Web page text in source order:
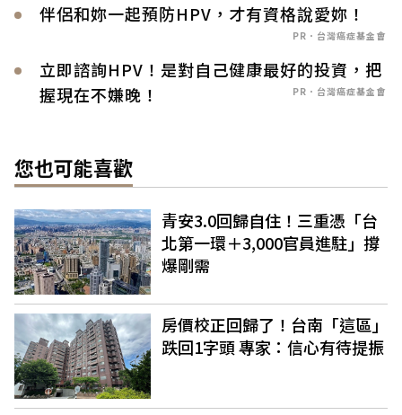
伴侶和妳一起預防HPV，才有資格說愛妳！
PR．台灣癌症基金會
立即諮詢HPV！是對自己健康最好的投資，把
握現在不嫌晚！
PR．台灣癌症基金會
您也可能喜歡
青安3.0回歸自住！三重憑「台
北第一環＋3,000官員進駐」撐
爆剛需
房價校正回歸了！台南「這區」
跌回1字頭 專家：信心有待提振